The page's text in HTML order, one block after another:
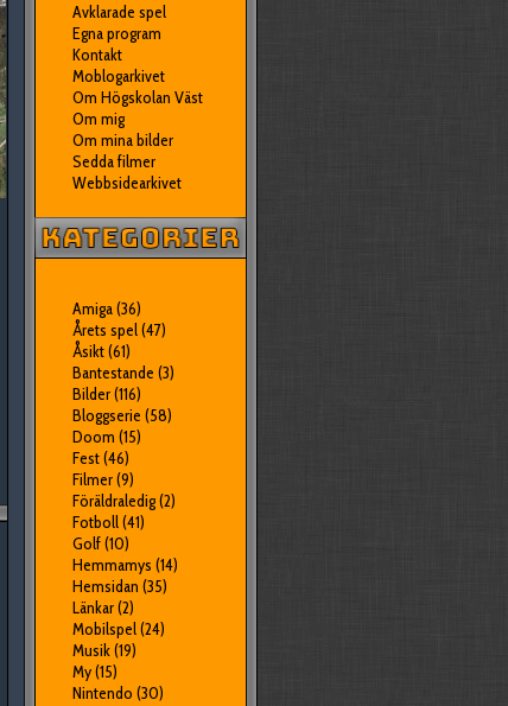
Avklarade spel
Egna program
Kontakt
Moblogarkivet
Om Högskolan Väst
Om mig
Om mina bilder
Sedda filmer
Webbsidearkivet
Amiga(36)
Årets spel(47)
Åsikt(61)
Bantestande (3)
Bilder(116)
Bloggserie (58)
Doom (15)
Fest(46)
Filmer(9)
Föräldraledig(2)
Fotboll(41)
Golf(10)
Hemmamys (14)
Hemsidan (35)
Länkar(2)
Mobilspel(24)
Musik(19)
My(15)
Nintendo (30)